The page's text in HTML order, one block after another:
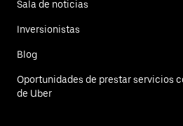
Sala de noticias
Inversionistas
Blog
Oportunidades de prestar servicios
de Uber